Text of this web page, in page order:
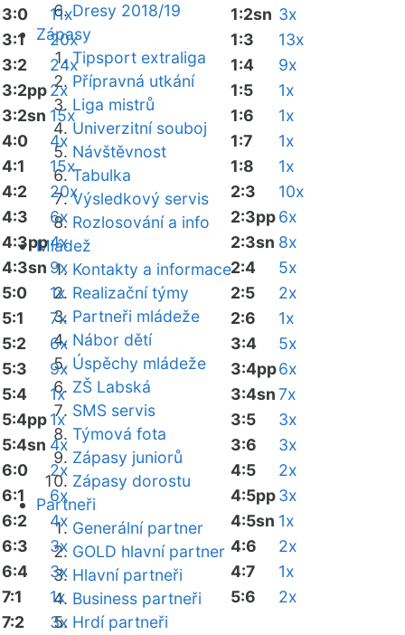
Dresy 2018/19
Zápasy
Tipsport extraliga
Přípravná utkání
Liga mistrů
Univerzitní souboj
Návštěvnost
Tabulka
Výsledkový servis
Rozlosování a info
Mládež
Kontakty a informace
Realizační týmy
Partneři mládeže
Nábor dětí
Úspěchy mládeže
ZŠ Labská
SMS servis
Týmová fota
Zápasy juniorů
Zápasy dorostu
Partneři
Generální partner
GOLD hlavní partner
Hlavní partneři
Business partneři
Hrdí partneři
3:0
11x
3:1
20x
3:2
24x
3:2pp2x
3:2sn 15x
4:0
4x
4:1
15x
4:2
20x
4:3
6x
4:3pp4x
4:3sn 9x
5:0
1x
5:1
7x
5:2
6x
5:3
9x
5:4
1x
5:4pp1x
5:4sn 4x
6:0
2x
6:1
6x
6:2
4x
6:3
3x
6:4
3x
7:1
1x
7:2
3x
1:2sn 3x
1:3
13x
1:4
9x
1:5
1x
1:6
1x
1:7
1x
1:8
1x
2:3
10x
2:3pp6x
2:3sn 8x
2:4
5x
2:5
2x
2:6
1x
3:4
5x
3:4pp6x
3:4sn7x
3:5
3x
3:6
3x
4:5
2x
4:5pp3x
4:5sn 1x
4:6
2x
4:7
1x
5:6
2x